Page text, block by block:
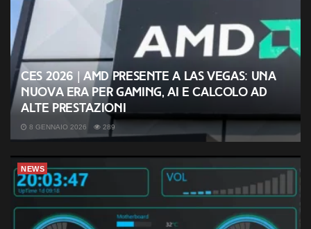
CES 2026 | AMD presente a Las Vegas: una
nuova era per gaming, AI e calcolo ad
alte prestazioni
8 GENNAIO 2026 289
NEWS